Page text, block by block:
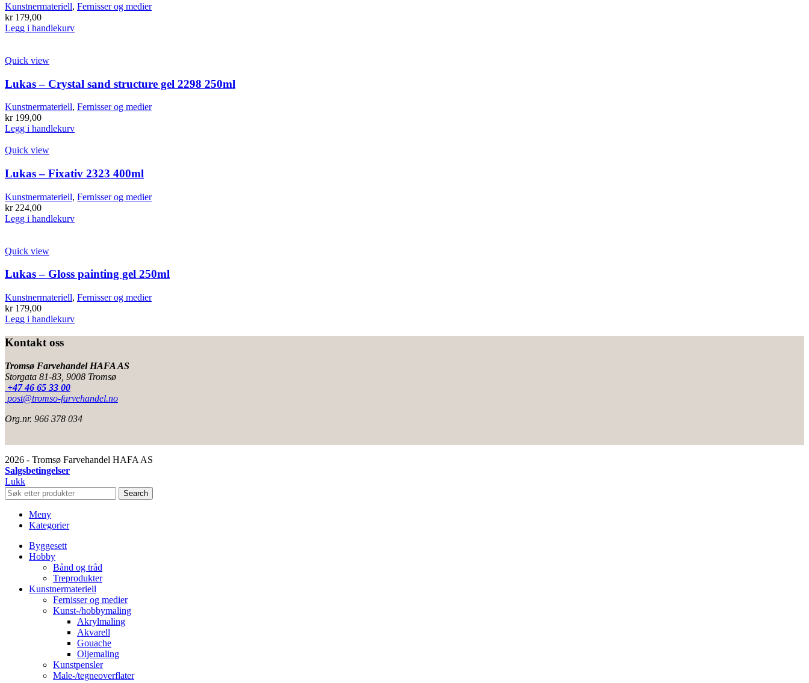
Kunstnermateriell, Fernisser og medier
kr179,00
Legg i handlekurv
Quick view
Lukas – Crystal sand structure gel 2298 250ml
Kunstnermateriell, Fernisser og medier
kr199,00
Legg i handlekurv
Quick view
Lukas – Fixativ 2323 400ml
Kunstnermateriell, Fernisser og medier
kr224,00
Legg i handlekurv
Quick view
Lukas – Gloss painting gel 250ml
Kunstnermateriell, Fernisser og medier
kr179,00
Legg i handlekurv
Kontakt oss
Tromsø Farvehandel HAFA AS
Storgata 81-83, 9008 Tromsø
+47 46 65 33 00
post@tromso-farvehandel.no
Org.nr. 966 378 034
2026 - Tromsø Farvehandel HAFA AS
Salgsbetingelser
Lukk
Search
Meny
Kategorier
Byggesett
Hobby
Bånd og tråd
Treprodukter
Kunstnermateriell
Fernisser og medier
Kunst-/hobbymaling
Akrylmaling
Akvarell
Gouache
Oljemaling
Kunstpensler
Male-/tegneoverflater